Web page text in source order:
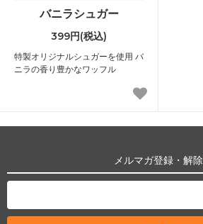
バニラシュガー
399円(税込)
特製オリジナルシュガーを使用 バ
ニラの香り豊かなワッフル
メルマガ登録・解除